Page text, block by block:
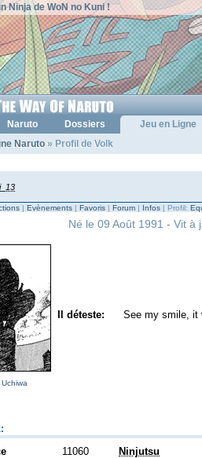
Ninja de WoN no Kuni !
Naruto Dossiers
Jeu en Ligne
Naruto » Profil de Volk
| Evènements | Favoris | Forum | Infos | Profil:
Né le 09 Août 1991 - Vit
Il déteste: See my smile, it
:
11060
Ninjutsu